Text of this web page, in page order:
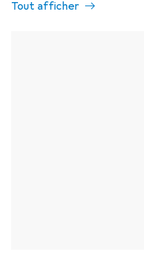
Tout afficher